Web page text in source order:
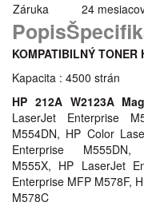
Záruka
24
Popis
KOMPATIBILNÝ
Kapacita : 4500 strán
HP 212A W2123A
LaserJet Enterprise
M554DN, HP Color
Enterprise
M555X, HP LaserJet
Enterprise MFP M578F,
M578C